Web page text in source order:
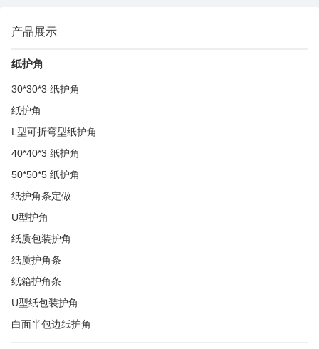
产品展示
纸护角
30*30*3 纸护角
纸护角
L型可折弯型纸护角
40*40*3 纸护角
50*50*5 纸护角
纸护角条定做
U型护角
纸质包装护角
纸质护角条
纸箱护角条
U型纸包装护角
白面半包边纸护角